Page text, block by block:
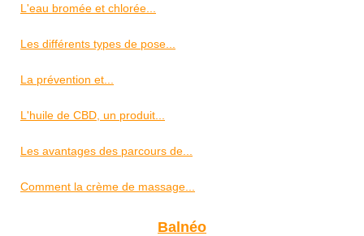
L'eau bromée et chlorée...
Les différents types de pose...
La prévention et...
L'huile de CBD, un produit...
Les avantages des parcours de...
Comment la crème de massage...
Balnéo